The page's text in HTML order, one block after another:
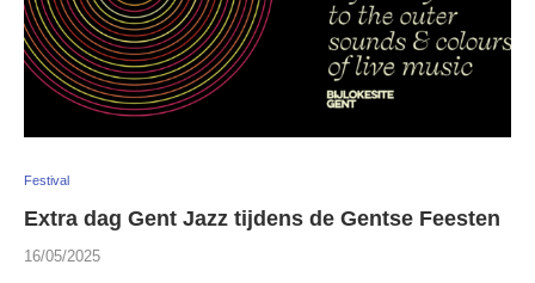
Festival
Extra dag Gent Jazz tijdens de Gentse Feesten
16/05/2025